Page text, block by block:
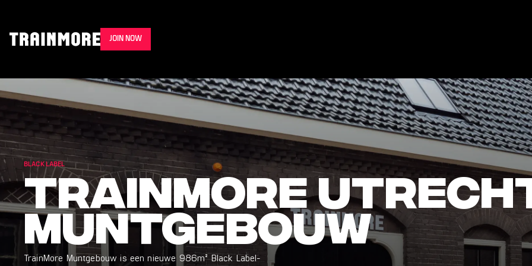
JOIN NOW
BLACK LABEL
TrainMore
Muntgebouw
TrainMore Muntgebouw is een nieuwe 986m² Black Label-